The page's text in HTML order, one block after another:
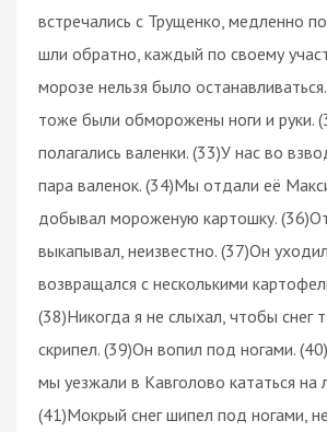
встречались с Трущенко, медленно
шли обратно, каждый по своему
морозе нельзя было
тоже были обморожены ноги и руки.
полагались валенки. (33)У нас во
пара валенок. (34)Мы отдали её
добывал мороженую картошку.
выкапывал, неизвестно. (37)Он
возвращался с несколькими
(38)Никогда я не слыхал, чтобы снег
скрипел. (39)Он вопил под ногами.
мы уезжали в Кавголово кататься на
(41)Мокрый снег шипел под ногами,